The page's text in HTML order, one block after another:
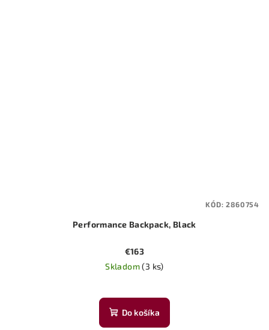
Performance Backpack, Black
€163
Skladom(3 ks)
hodnotenie
produktu
Do košíka
KÓD:2860754